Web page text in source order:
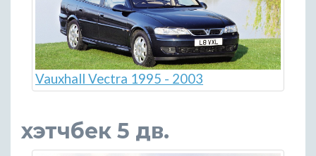
Vauxhall Vectra 1995 - 2003
хэтчбек 5 дв.